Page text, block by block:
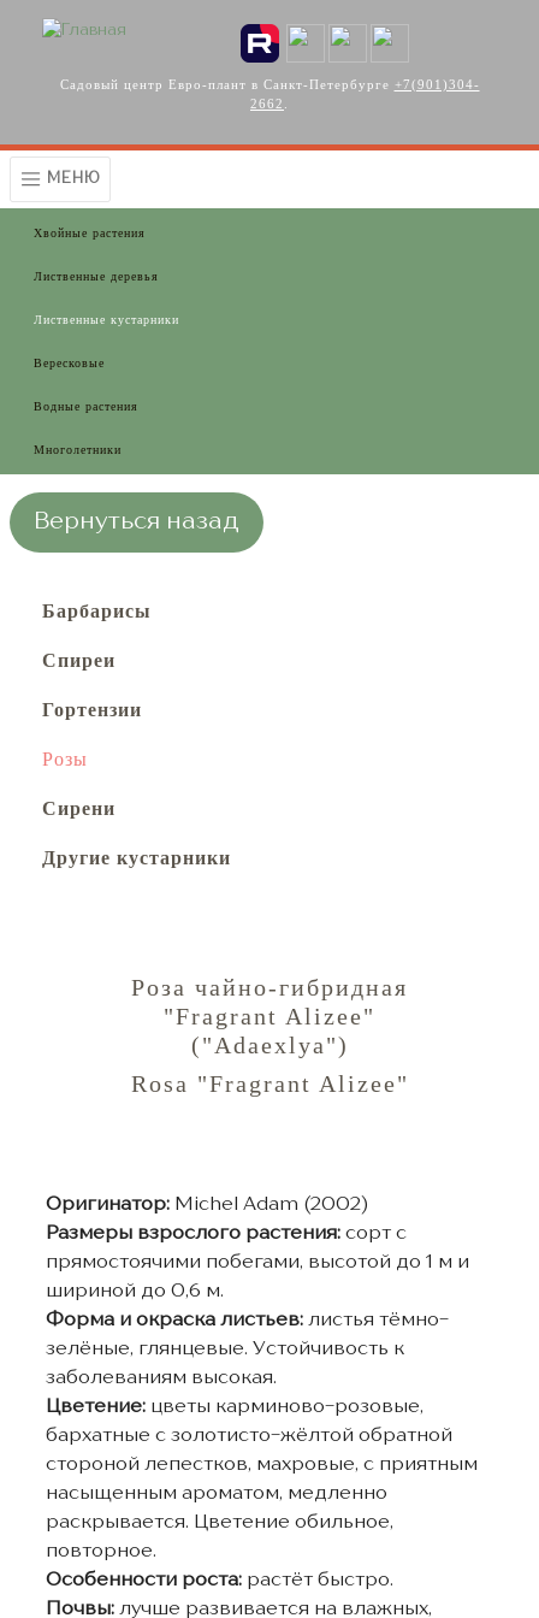
Садовый центр Евро-плант в Санкт-Петербурге +7(901)304-
2662
МЕНЮ
Хвойные растения
Лиственные деревья
Лиственные кустарники
Вересковые
Водные растения
Многолетники
Вернуться назад
Барбарисы
Спиреи
Гортензии
Розы
Сирени
Другие кустарники
Роза чайно-гибридная
"Fragrant Alizee"
("Adaexlya")
Rosa "Fragrant Alizee"
Оригинатор: Michel Adam (2002)
Размеры взрослого растения:сорт с
прямостоячими побегами, высотой до 1 м и
шириной до 0,6 м.
Форма и окраска листьев:листья тёмно-
зелёные, глянцевые. Устойчивость к
заболеваниям высокая.
Цветение: цветы карминово-розовые,
бархатные с золотисто-жёлтой обратной
стороной лепестков, махровые, с приятным
насыщенным ароматом, медленно
раскрывается. Цветение обильное,
повторное.
Особенности роста: растёт быстро.
Почвы: лучше развивается на влажных,